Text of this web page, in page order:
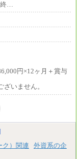
終…
円×12ヶ月＋賞与
いません。
ク）関連
外資系の企